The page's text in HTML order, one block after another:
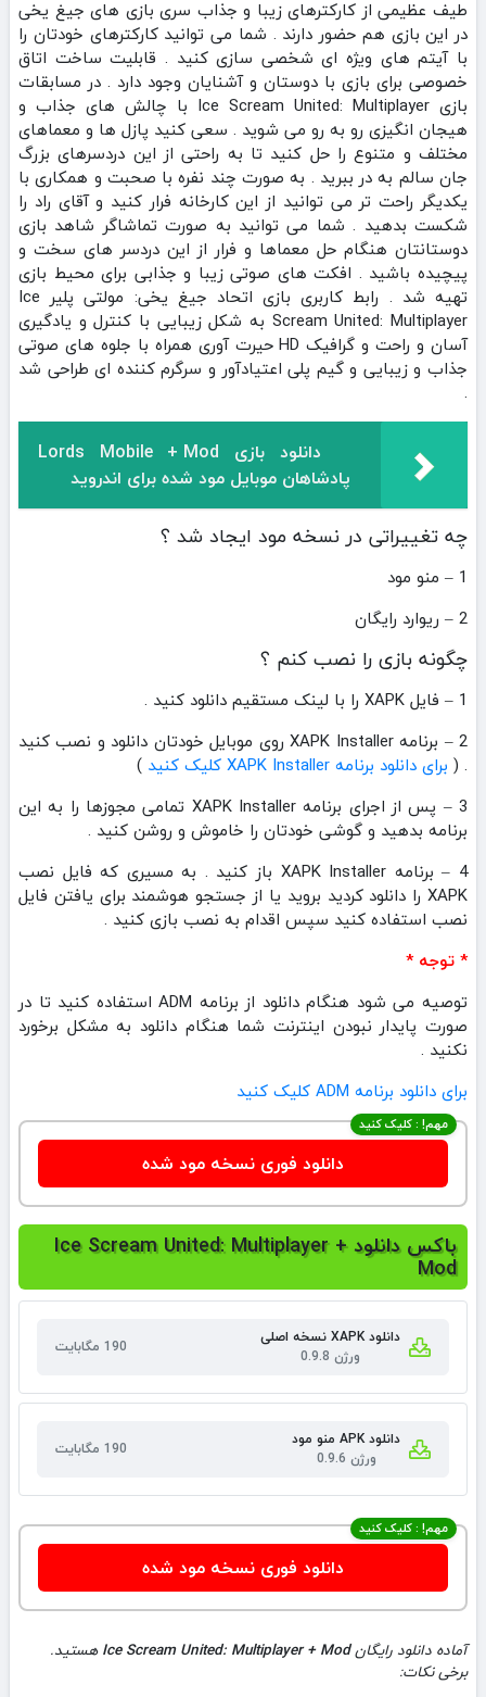
طیف عظیمی از کارکترهای زیبا و جذاب سری بازی های جیغ یخی
در این بازی هم حضور دارند . شما می توانید کارکترهای خودتان را
با آیتم های ویژه ای شخصی سازی کنید . قابلیت ساخت اتاق
خصوصی برای بازی با دوستان و آشنایان وجود دارد . در مسابقات
بازی Ice Scream United: Multiplayer با چالش های جذاب و
هیجان انگیزی رو به رو می شوید . سعی کنید پازل ها و معماهای
مختلف و متنوع را حل کنید تا به راحتی از این دردسرهای بزرگ
جان سالم به در ببرید . به صورت چند نفره با صحبت و همکاری با
یکدیگر راحت تر می توانید از این کارخانه فرار کنید و آقای راد را
شکست بدهید . شما می توانید به صورت تماشاگر شاهد بازی
دوستانتان هنگام حل معماها و فرار از این دردسر های سخت و
پیچیده باشید . افکت های صوتی زیبا و جذابی برای محیط بازی
تهیه شد . رابط کاربری بازی اتحاد جیغ یخی: مولتی پلیر Ice
Scream United: Multiplayer به شکل زیبایی با کنترل و یادگیری
آسان و راحت و گرافیک HD حیرت آوری همراه با جلوه های صوتی
جذاب و زیبایی و گیم پلی اعتیادآور و سرگرم کننده ای طراحی شد
.
دانلود بازی Lords Mobile + Mod
پادشاهان موبایل مود شده برای اندروید
چه تغییراتی در نسخه مود ایجاد شد ؟
1 – منو مود
2 – ریوارد رایگان
چگونه بازی را نصب کنم ؟
1 – فایل XAPK را با لینک مستقیم دانلود کنید .
2 – برنامه XAPK Installer روی موبایل خودتان دانلود و نصب کنید
. ( برای دانلود برنامه XAPK Installer کلیک کنید
)
3 – پس از اجرای برنامه XAPK Installer تمامی مجوزها را به این
برنامه بدهید و گوشی خودتان را خاموش و روشن کنید .
4 – برنامه XAPK Installer باز کنید . به مسیری که فایل نصب
XAPK را دانلود کردید بروید یا از جستجو هوشمند برای یافتن فایل
نصب استفاده کنید سپس اقدام به نصب بازی کنید .
* توجه *
توصیه می شود هنگام دانلود از برنامه ADM استفاده کنید تا در
صورت پایدار نبودن اینترنت شما هنگام دانلود به مشکل برخورد
نکنید .
برای دانلود برنامه ADM کلیک کنید
مهم! : کلیک کنید
دانلود فوری نسخه مود شده
باکس دانلود Ice Scream United: Multiplayer +
Mod
دانلود XAPK نسخه اصلی
ورژن 0.9.8
190 مگابایت
دانلود APK منو مود
ورژن 0.9.6
190 مگابایت
مهم! : کلیک کنید
دانلود فوری نسخه مود شده
آماده دانلود رایگانIce Scream United: Multiplayer + Mod هستید.
برخی نکات: